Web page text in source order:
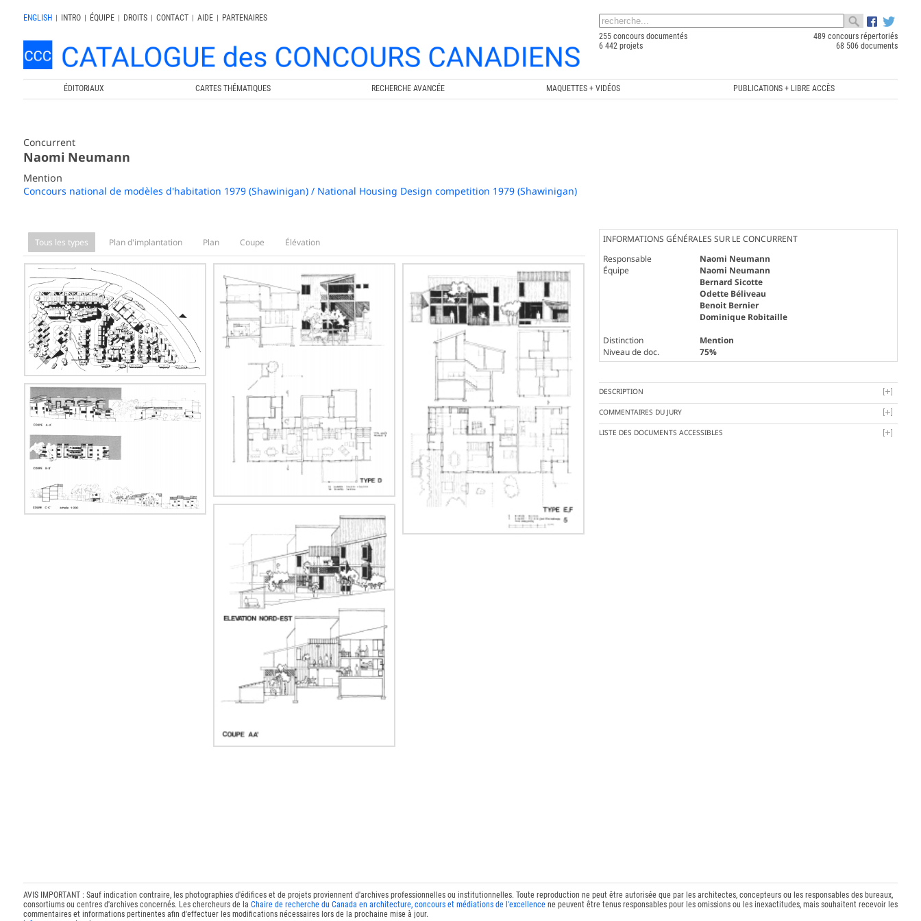
ENGLISH | INTRO | ÉQUIPE | DROITS | CONTACT | AIDE |
PARTENAIRES
255 concours documentés
489 concours répertoriés
6 442 projets
68 506 documents
ÉDITORIAUX CARTES THÉMATIQUES RECHERCHE AVANCÉE MAQUETTES + VIDÉOS PUBLICATIONS + LIBRE ACCÈS
Concurrent
Naomi Neumann
Mention
Concours national de modèles d'habitation 1979 (Shawinigan) / National Housing Design competition 1979 (Shawinigan)
Tous les types Plan d'implantation Plan Coupe Élévation
INFORMATIONS GÉNÉRALES SUR LE CONCURRENT
Responsable
Naomi Neumann
Équipe
Naomi Neumann
Bernard Sicotte
Odette Béliveau
Benoit Bernier
Dominique Robitaille
Distinction
Mention
Niveau de doc.
75%
DESCRIPTION
COMMENTAIRES DU JURY
LISTE DES DOCUMENTS ACCESSIBLES
AVIS IMPORTANT : Sauf indication contraire, les photographies d'édifices et de projets proviennent d'archives professionnelles ou institutionnelles. Toute reproduction ne peut être autorisée que par les architectes, concepteurs ou les responsables des bureaux,
consortiums ou centres d'archives concernés. Les chercheurs de la Chaire de recherche du Canada en architecture, concours et médiations de l'excellencene peuvent être tenus responsables pour les omissions ou les inexactitudes, mais souhaitent recevoir les
commentaires et informations pertinentes afin d'effectuer les modifications nécessaires lors de la prochaine mise à jour.